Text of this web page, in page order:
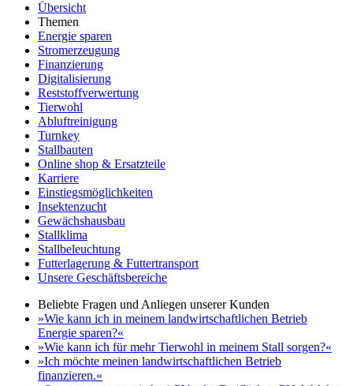
Übersicht
Themen
Energie sparen
Stromerzeugung
Finanzierung
Digitalisierung
Reststoffverwertung
Tierwohl
Abluftreinigung
Turnkey
Stallbauten
Online shop & Ersatzteile
Karriere
Einstiegsmöglichkeiten
Insektenzucht
Gewächshausbau
Stallklima
Stallbeleuchtung
Futterlagerung & Futtertransport
Unsere Geschäftsbereiche
Beliebte Fragen und Anliegen unserer Kunden
»Wie kann ich in meinem landwirtschaftlichen Betrieb
Energie sparen?«
»Wie kann ich für mehr Tierwohl in meinem Stall sorgen?«
»Ich möchte meinen landwirtschaftlichen Betrieb
finanzieren.«